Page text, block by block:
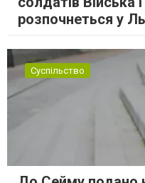
розпочнеться у
Суспільство